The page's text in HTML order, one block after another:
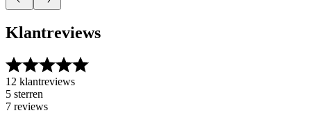
Klantreviews
12 klantreviews
5 sterren
7 reviews